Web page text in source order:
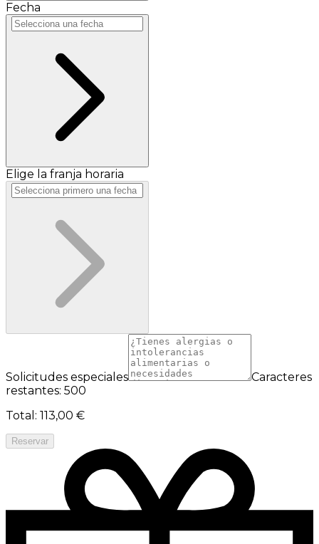
Fecha
Elige la franja horaria
Solicitudes especiales
Caracteres
restantes: 500
Total : 113,00 €
Reservar